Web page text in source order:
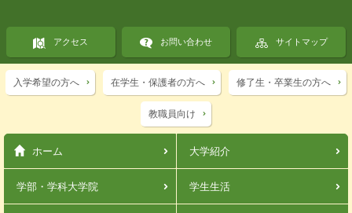
アクセス お問い合わせ サイトマップ
入学希望の方へ 在学生・保護者の方へ 修了生・卒業生の方へ
教職員向け
ホーム 大学紹介
学部・学科大学院 学生生活